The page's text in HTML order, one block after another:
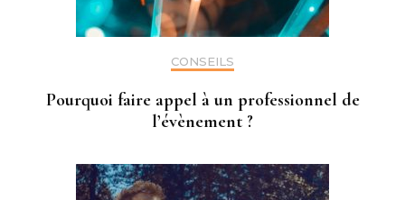
CONSEILS
Pourquoi faire appel à un professionnel de
l’évènement ?